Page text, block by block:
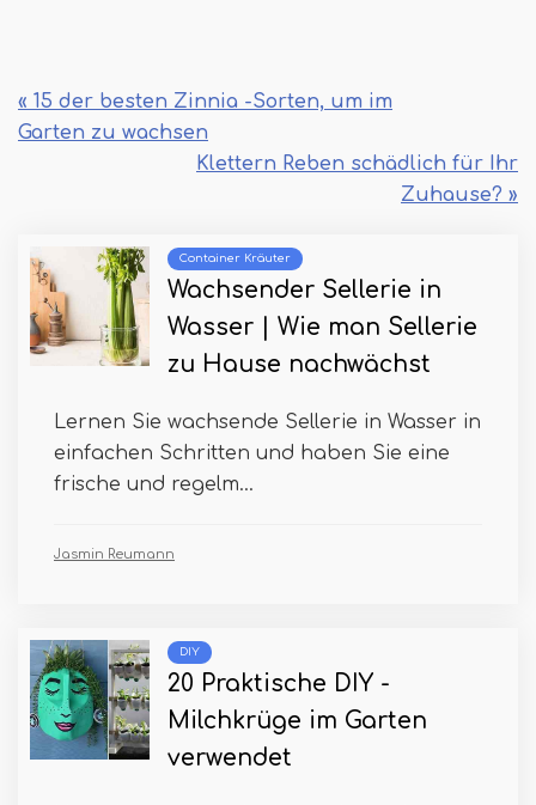
« 15 der besten Zinnia -Sorten, um im
Garten zu wachsen
Klettern Reben schädlich für Ihr
Zuhause? »
Container Kräuter
Wachsender Sellerie in
Wasser | Wie man Sellerie
zu Hause nachwächst
Lernen Sie wachsende Sellerie in Wasser in
einfachen Schritten und haben Sie eine
frische und regelm...
Jasmin Reumann
DIY
20 Praktische DIY -
Milchkrüge im Garten
verwendet